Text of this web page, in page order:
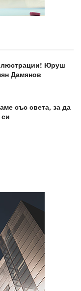
Юруш
Дамянов
със света, за да